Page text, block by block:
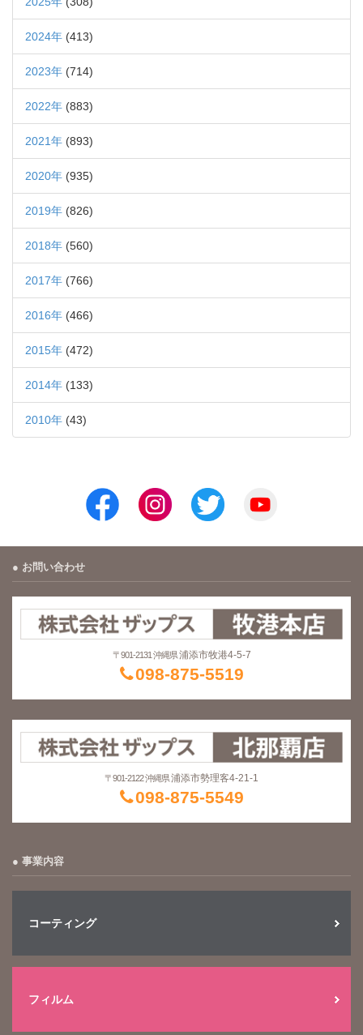
2024年 (413)
2023年 (714)
2022年 (883)
2021年 (893)
2020年 (935)
2019年 (826)
2018年 (560)
2017年 (766)
2016年 (466)
2015年 (472)
2014年 (133)
2010年 (43)
お問い合わせ
〒901-2131 沖縄県 浦添市牧港4-5-7
098-875-5519
〒901-2122 沖縄県浦添市勢理客4-21-1
098-875-5549
事業内容
コーティング
フィルム